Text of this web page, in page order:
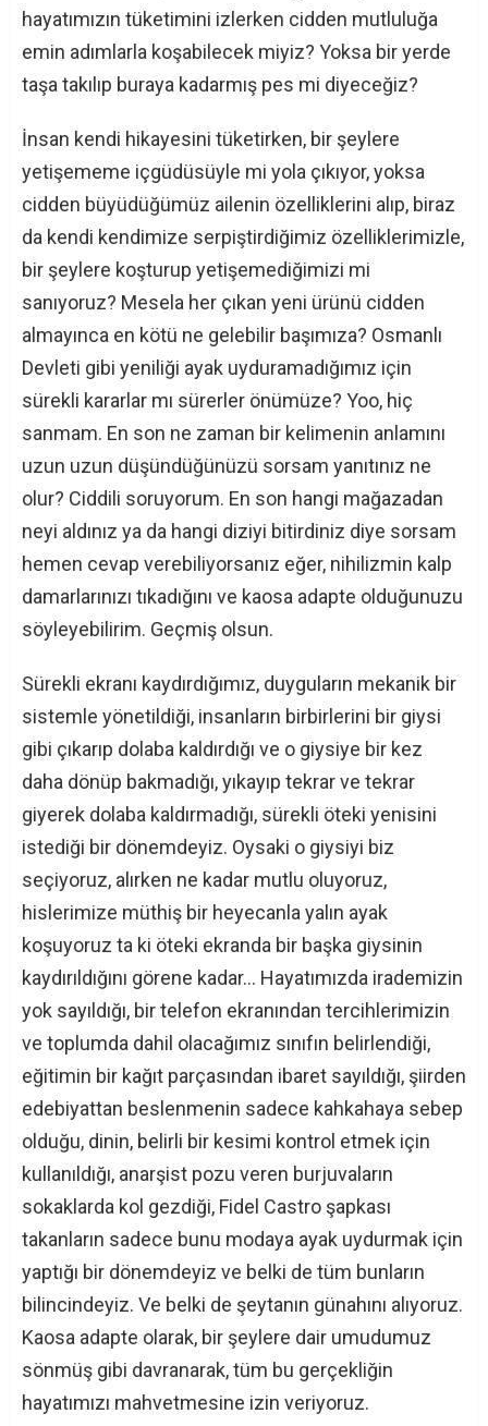
hayatımızın tüketimini izlerken cidden mutluluğa
emin adımlarla koşabilecek miyiz? Yoksa bir yerde
taşa takılıp buraya kadarmış pes mi diyeceğiz?
İnsan kendi hikayesini tüketirken, bir şeylere
yetişememe içgüdüsüyle mi yola çıkıyor, yoksa
cidden büyüdüğümüz ailenin özelliklerini alıp, biraz
da kendi kendimize serpiştirdiğimiz özelliklerimizle,
bir şeylere koşturup yetişemediğimizi mi
sanıyoruz? Mesela her çıkan yeni ürünü cidden
almayınca en kötü ne gelebilir başımıza? Osmanlı
Devleti gibi yeniliği ayak uyduramadığımız için
sürekli kararlar mı sürerler önümüze? Yoo, hiç
sanmam. En son ne zaman bir kelimenin anlamını
uzun uzun düşündüğünüzü sorsam yanıtınız ne
olur? Ciddili soruyorum. En son hangi mağazadan
neyi aldınız ya da hangi diziyi bitirdiniz diye sorsam
hemen cevap verebiliyorsanız eğer, nihilizmin kalp
damarlarınızı tıkadığını ve kaosa adapte olduğunuzu
söyleyebilirim. Geçmiş olsun.
Sürekli ekranı kaydırdığımız, duyguların mekanik bir
sistemle yönetildiği, insanların birbirlerini bir giysi
gibi çıkarıp dolaba kaldırdığı ve o giysiye bir kez
daha dönüp bakmadığı, yıkayıp tekrar ve tekrar
giyerek dolaba kaldırmadığı, sürekli öteki yenisini
istediği bir dönemdeyiz. Oysaki o giysiyi biz
seçiyoruz, alırken ne kadar mutlu oluyoruz,
hislerimize müthiş bir heyecanla yalın ayak
koşuyoruz ta ki öteki ekranda bir başka giysinin
kaydırıldığını görene kadar… Hayatımızda irademizin
yok sayıldığı, bir telefon ekranından tercihlerimizin
ve toplumda dahil olacağımız sınıfın belirlendiği,
eğitimin bir kağıt parçasından ibaret sayıldığı, şiirden
edebiyattan beslenmenin sadece kahkahaya sebep
olduğu, dinin, belirli bir kesimi kontrol etmek için
kullanıldığı, anarşist pozu veren burjuvaların
sokaklarda kol gezdiği, Fidel Castro şapkası
takanların sadece bunu modaya ayak uydurmak için
yaptığı bir dönemdeyiz ve belki de tüm bunların
bilincindeyiz. Ve belki de şeytanın günahını alıyoruz.
Kaosa adapte olarak, bir şeylere dair umudumuz
sönmüş gibi davranarak, tüm bu gerçekliğin
hayatımızı mahvetmesine izin veriyoruz.